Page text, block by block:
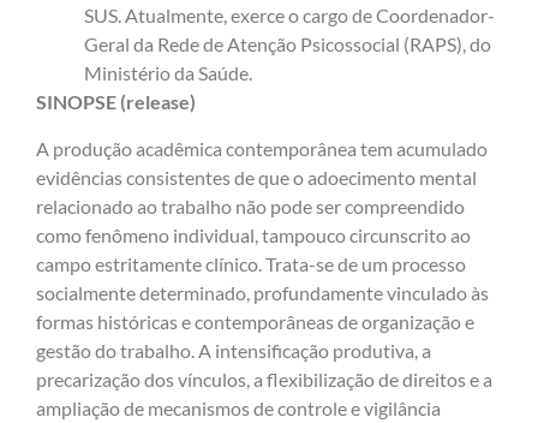
SUS. Atualmente, exerce o cargo de Coordenador-
Geral da Rede de Atenção Psicossocial (RAPS), do
Ministério da Saúde.
SINOPSE (release)
A produção acadêmica contemporânea tem acumulado
evidências consistentes de que o adoecimento mental
relacionado ao trabalho não pode ser compreendido
como fenômeno individual, tampouco circunscrito ao
campo estritamente clínico. Trata-se de um processo
socialmente determinado, profundamente vinculado às
formas históricas e contemporâneas de organização e
gestão do trabalho. A intensificação produtiva, a
precarização dos vínculos, a flexibilização de direitos e a
ampliação de mecanismos de controle e vigilância